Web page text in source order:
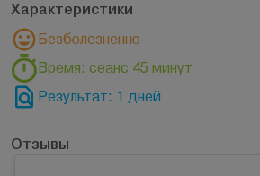
Характеристики
Безболезненно
Время: сеанс 45 минут
Результат: 1 дней
Отзывы